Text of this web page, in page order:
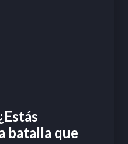
batalla que